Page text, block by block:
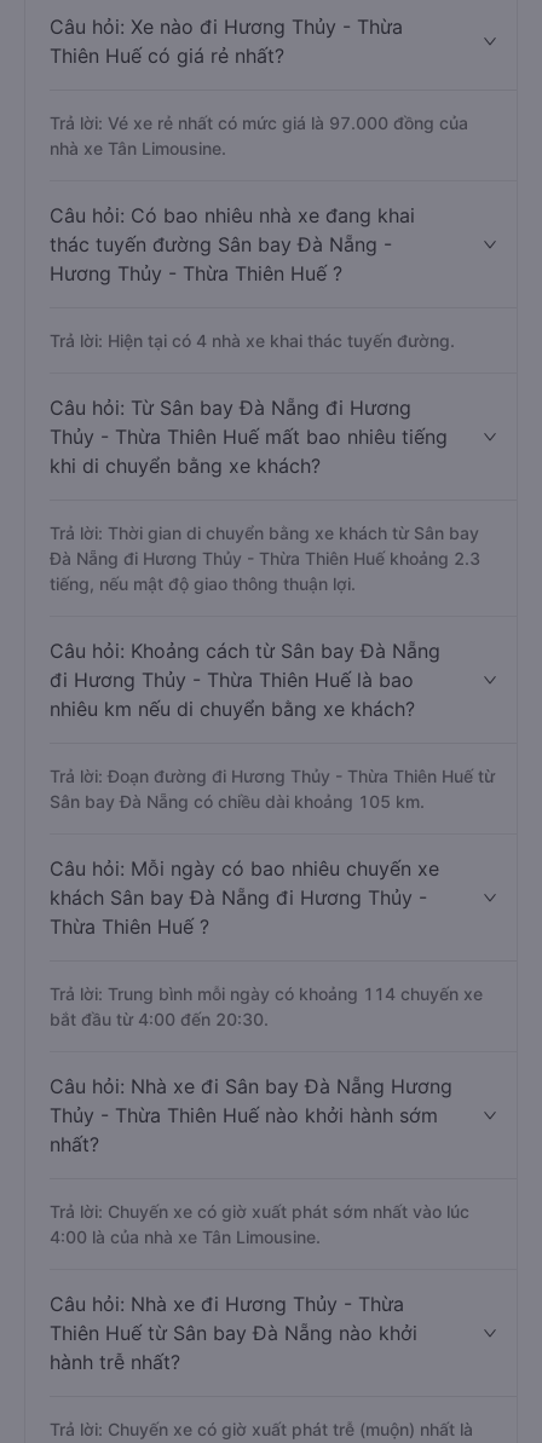
Câu hỏi: Xe nào đi Hương Thủy - Thừa
Thiên Huế có giá rẻ nhất?
Trả lời: Vé xe rẻ nhất có mức giá là 97.000 đồng của
nhà xe Tân Limousine.
Câu hỏi: Có bao nhiêu nhà xe đang khai
thác tuyến đường Sân bay Đà Nẵng -
Hương Thủy - Thừa Thiên Huế ?
Trả lời: Hiện tại có 4 nhà xe khai thác tuyến đường.
Câu hỏi: Từ Sân bay Đà Nẵng đi Hương
Thủy - Thừa Thiên Huế mất bao nhiêu tiếng
khi di chuyển bằng xe khách?
Trả lời: Thời gian di chuyển bằng xe khách từ Sân bay
Đà Nẵng đi Hương Thủy - Thừa Thiên Huế khoảng 2.3
tiếng, nếu mật độ giao thông thuận lợi.
Câu hỏi: Khoảng cách từ Sân bay Đà Nẵng
đi Hương Thủy - Thừa Thiên Huế là bao
nhiêu km nếu di chuyển bằng xe khách?
Trả lời: Đoạn đường đi Hương Thủy - Thừa Thiên Huế từ
Sân bay Đà Nẵng có chiều dài khoảng 105 km.
Câu hỏi: Mỗi ngày có bao nhiêu chuyến xe
khách Sân bay Đà Nẵng đi Hương Thủy -
Thừa Thiên Huế ?
Trả lời: Trung bình mỗi ngày có khoảng 114 chuyến xe
bắt đầu từ 4:00 đến 20:30.
Câu hỏi: Nhà xe đi Sân bay Đà Nẵng Hương
Thủy - Thừa Thiên Huế nào khởi hành sớm
nhất?
Trả lời: Chuyến xe có giờ xuất phát sớm nhất vào lúc
4:00 là của nhà xe Tân Limousine.
Câu hỏi: Nhà xe đi Hương Thủy - Thừa
Thiên Huế từ Sân bay Đà Nẵng nào khởi
hành trễ nhất?
Trả lời: Chuyến xe có giờ xuất phát trễ (muộn) nhất là